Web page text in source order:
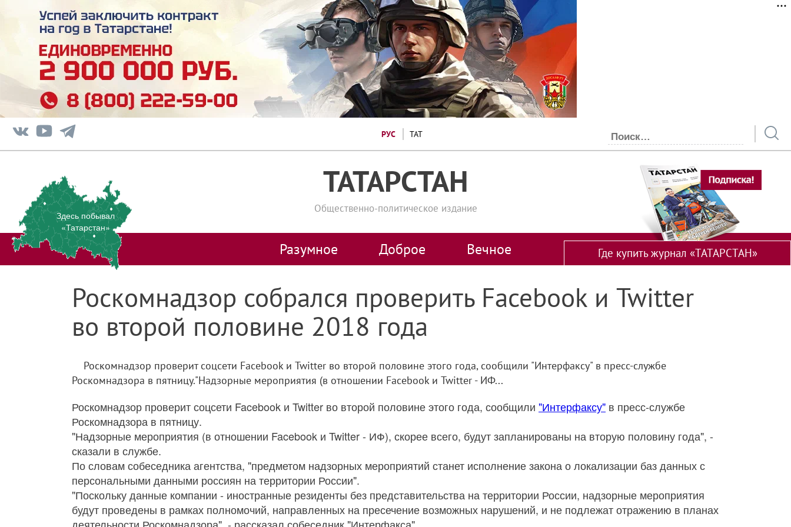
РУС ТАТ
ТАТАРСТАН
Общественно-политическое издание
Здесь побывал
«Татарстан»
Разумное Доброе Вечное Где купить журнал «ТАТАРСТАН»
Роскомнадзор собрался проверить Facebook и Twitter
во второй половине 2018 года
Роскомнадзор проверит соцсети Facebook и Twitter во второй половине этого года, сообщили "Интерфаксу" в пресс-службе
Роскомнадзора в пятницу."Надзорные мероприятия (в отношении Facebook и Twitter - ИФ...
Роскомнадзор проверит соцсети Facebook и Twitter во второй половине этого года, сообщили "Интерфаксу" в пресс-службе
Роскомнадзора в пятницу.
"Надзорные мероприятия (в отношении Facebook и Twitter - ИФ), скорее всего, будут запланированы на вторую половину года", -
сказали в службе.
По словам собеседника агентства, "предметом надзорных мероприятий станет исполнение закона о локализации баз данных с
персональными данными россиян на территории России".
"Поскольку данные компании - иностранные резиденты без представительства на территории России, надзорные мероприятия
будут проведены в рамках полномочий, направленных на пресечение возможных нарушений, и не подлежат отражению в планах